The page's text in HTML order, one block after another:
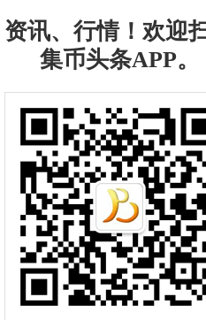
讯、行情！欢迎
集币头条APP。